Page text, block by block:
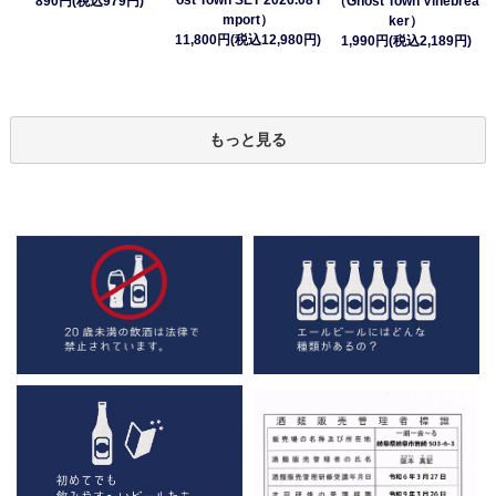
mport）
11,800円(税込12,980円)
ker）
1,990円(税込2,189円)
もっと見る